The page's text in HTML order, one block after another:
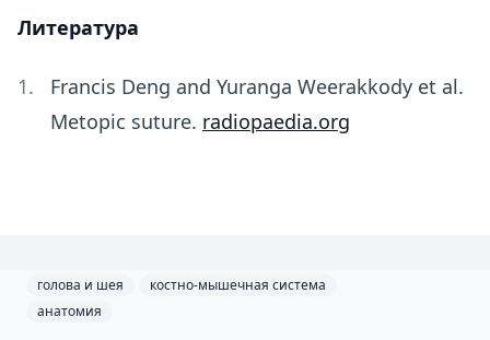
Литература
Francis Deng and Yuranga Weerakkody et al.
Metopic suture. radiopaedia.org
голова и шея
костно-мышечная система
анатомия